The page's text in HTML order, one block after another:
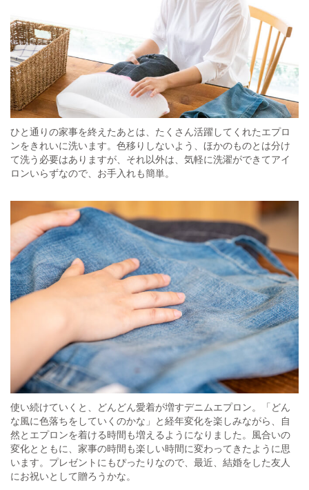
ひと通りの家事を終えたあとは、たくさん活躍してくれたエプロ
ンをきれいに洗います。色移りしないよう、ほかのものとは分け
て洗う必要はありますが、それ以外は、気軽に洗濯ができてアイ
ロンいらずなので、お手入れも簡単。
使い続けていくと、どんどん愛着が増すデニムエプロン。「どん
な風に色落ちをしていくのかな」と経年変化を楽しみながら、自
然とエプロンを着ける時間も増えるようになりました。風合いの
変化とともに、家事の時間も楽しい時間に変わってきたように思
います。プレゼントにもぴったりなので、最近、結婚をした友人
にお祝いとして贈ろうかな。